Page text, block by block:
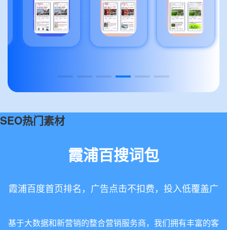
SEO热门素材
霞浦百搜词包
霞浦百度首页排名，广告点击不扣费，投入低覆盖广
基于大数据和新营销的整合营销服务商，我们拥有丰富的客